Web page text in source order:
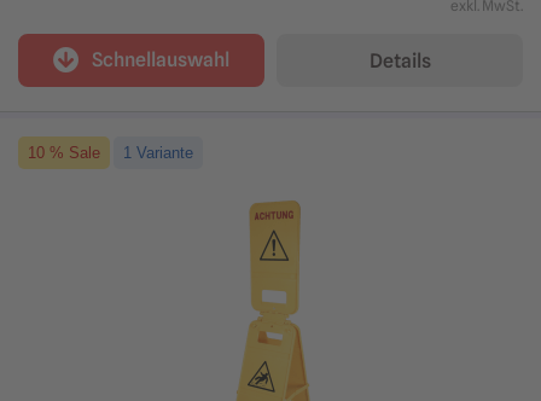
exkl. MwSt.
Schnellauswahl Details
10 % Sale 1 Variante